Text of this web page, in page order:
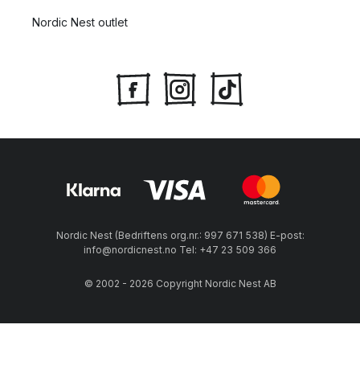
Nordic Nest outlet
Nordic Nest (Bedriftens org.nr.: 997 671 538) E-post:
info@nordicnest.no Tel: +47 23 509 366
© 2002 - 2026 Copyright Nordic Nest AB